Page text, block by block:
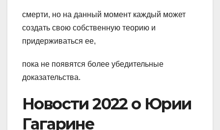
смерти, но на данный момент каждый может
создать свою собственную теорию и
придерживаться ее,
пока не появятся более убедительные
доказательства.
Новости 2022 о Юрии
Гагарине